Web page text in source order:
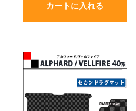
カートに入れる